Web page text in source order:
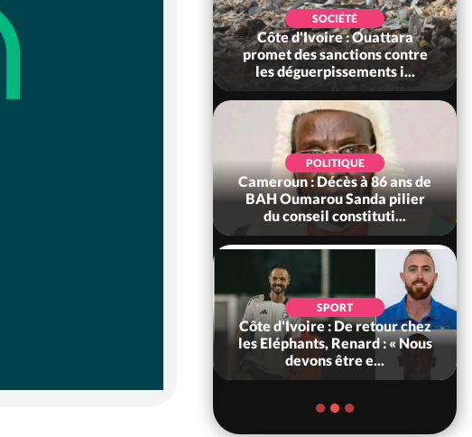
Côte d'Ivoire : Après le pari
réussi du 66e anniversaire,
SOCIÉTÉ
Côte d'Ivoire : Ouattara
promet des sanctions contre
les déguerpissements i...
POLITIQUE
Cameroun : Décès à 86 ans de
BAH Oumarou Sanda pilier
du conseil constituti...
SPORT
Côte d'Ivoire : De retour chez
les Eléphants, Renard : « Nous
devons être e...